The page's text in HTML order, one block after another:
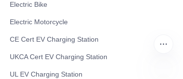
Electric Bike
Electric Motorcycle
CE Cert EV Charging Station
UKCA Cert EV Charging Station
UL EV Charging Station